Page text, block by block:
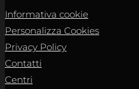
Informativa cookie
Personalizza Cookies
Privacy Policy
Contatti
Centri